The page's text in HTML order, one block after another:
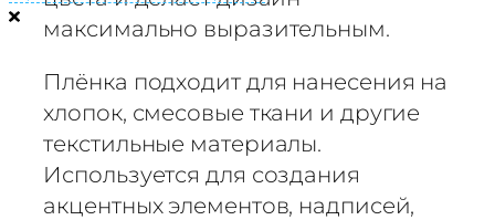
а
с
ф
е
р
н
максимально выразительным.
Плёнка подходит для нанесения на
хлопок, смесовые ткани и другие
текстильные материалы.
Используется для создания
акцентных элементов, надписей,